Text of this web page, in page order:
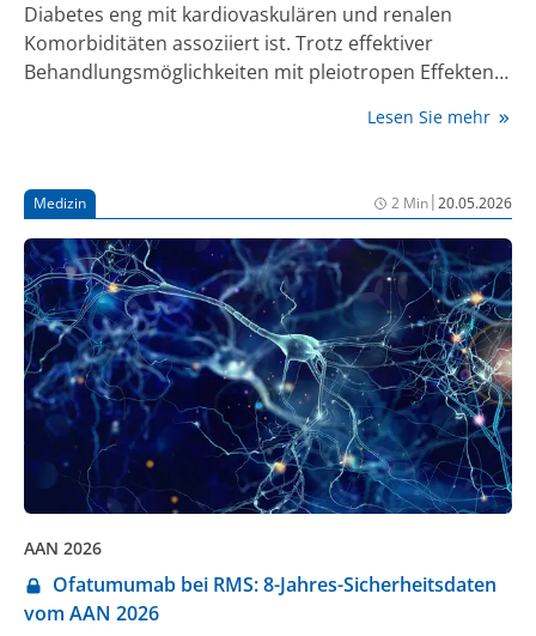
Diabetes eng mit kardiovaskulären und renalen
Komorbiditäten assoziiert ist. Trotz effektiver
Behandlungsmöglichkeiten mit pleiotropen Effekten,
Empagliflozin, lässt die Versorgungssituation in
fatalen Folgen, insbesondere für Frauen.
Lesen Sie mehr
Medizin 2 Min|20.05.2026
AAN 2026
Ofatumumab bei RMS: 8-Jahres-Sicherheitsdaten
vom AAN 2026